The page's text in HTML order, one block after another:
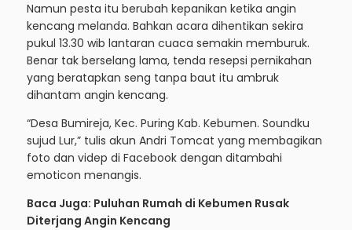
Namun pesta itu berubah kepanikan ketika angin
kencang melanda. Bahkan acara dihentikan sekira
pukul 13.30 wib lantaran cuaca semakin memburuk.
Benar tak berselang lama, tenda resepsi pernikahan
yang beratapkan seng tanpa baut itu ambruk
dihantam angin kencang.
“Desa Bumireja, Kec. Puring Kab. Kebumen. Soundku
sujud Lur,” tulis akun Andri Tomcat yang membagikan
foto dan videp di Facebook dengan ditambahi
emoticon menangis.
Baca Juga: Puluhan Rumah di Kebumen Rusak
Diterjang Angin Kencang